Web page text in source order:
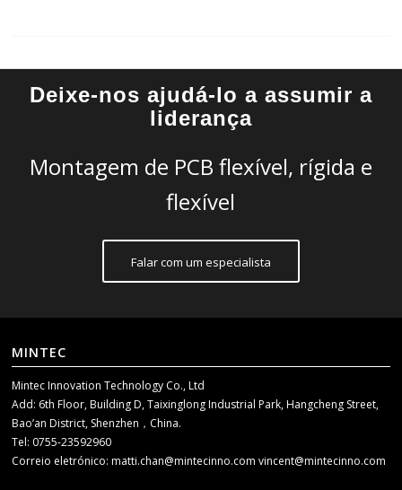
Deixe-nos ajudá-lo a assumir a
liderança
Montagem de PCB flexível, rígida e
flexível
Falar com um especialista
MINTEC
Mintec Innovation Technology Co., Ltd
Add: 6th Floor, Building D, Taixinglong Industrial Park, Hangcheng Street,
Bao’an District, Shenzhen，China.
Tel: 0755-23592960
Correio eletrónico:matti.chan@mintecinno.comvincent@mintecinno.com